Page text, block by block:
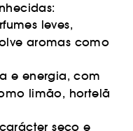
leves,
aromas como
e energia, com
limão, hortelã
seco e